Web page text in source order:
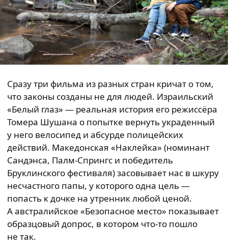
Сразу три фильма из разных стран кричат о том,
что законы созданы не для людей. Израильский
«Белый глаз» — реальная история его режиссёра
Томера Шушана о попытке вернуть украденный
у него велосипед и абсурде полицейских
действий. Македонская «Наклейка» (номинант
Сандэнса, Палм-Спрингс и победитель
Бруклинского фестиваля) засовывает нас в шкуру
несчастного папы, у которого одна цель —
попасть к дочке на утренник любой ценой.
А австралийское «Безопасное место» показывает
образцовый допрос, в котором что-то пошло
не так.